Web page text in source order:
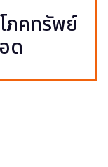
ภคทรัพย์
ด